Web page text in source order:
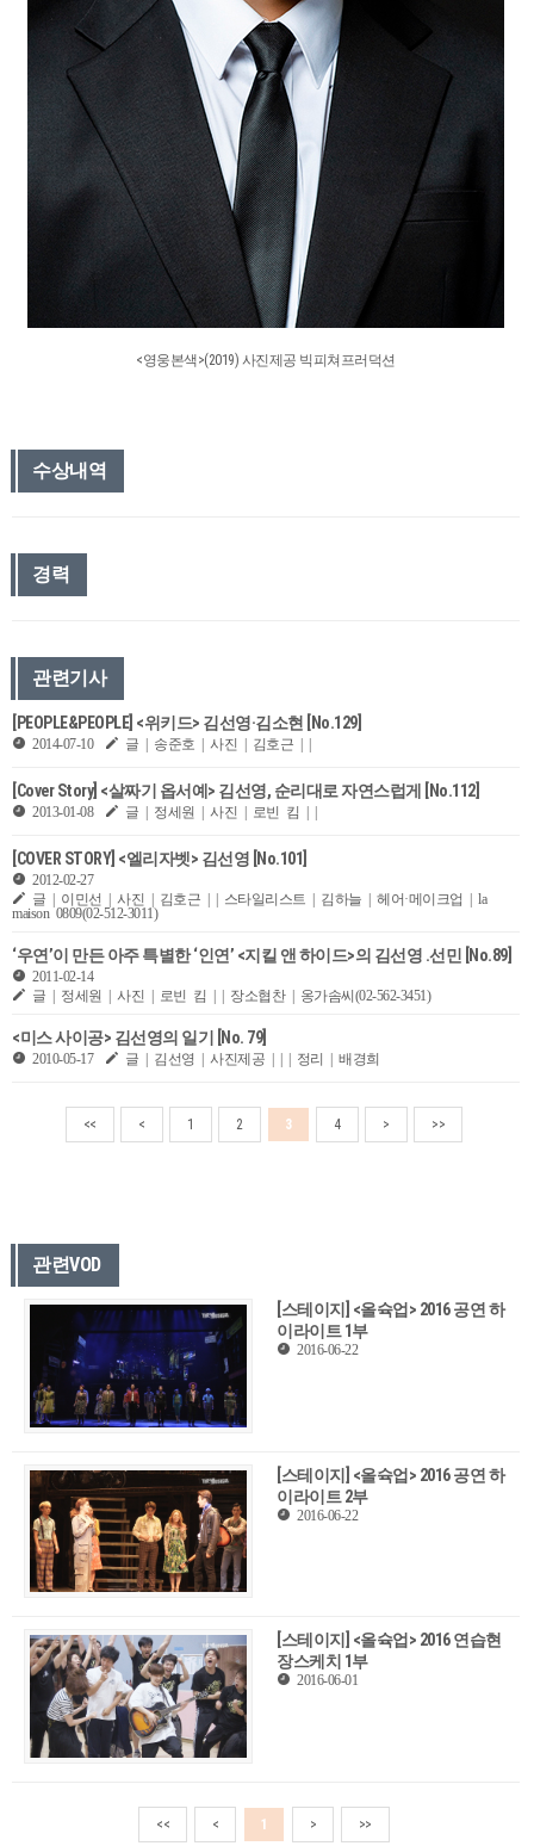
<영웅본색>(2019) 사진제공 빅피쳐프러덕션
수상내역
경력
관련기사
[PEOPLE&PEOPLE] <위키드> 김선영·김소현 [No.129]
2014-07-10 글 | 송준호 | 사진 | 김호근 | |
[Cover Story] <살짜기 옵서예> 김선영, 순리대로 자연스럽게 [No.112]
2013-01-08 글 | 정세원 | 사진 | 로빈 킴 | |
[COVER STORY] <엘리자벳> 김선영 [No.101]
2012-02-27
글 | 이민선 | 사진 | 김호근 | | 스타일리스트 | 김하늘 | 헤어·메이크업 | la
maison 0809(02-512-3011)
‘우연’이 만든 아주 특별한 ‘인연’ <지킬 앤 하이드>의 김선영 .선민 [No.89]
2011-02-14
글 | 정세원 | 사진 | 로빈 킴 | | 장소협찬 | 옹가솜씨(02-562-3451)
<미스 사이공> 김선영의 일기 [No. 79]
2010-05-17 글 | 김선영 | 사진제공 | | | 정리 | 배경희
<< < 1 2 3 4 > >>
관련VOD
[스테이지] <올슉업> 2016 공연 하
이라이트 1부
2016-06-22
[스테이지] <올슉업> 2016 공연 하
이라이트 2부
2016-06-22
[스테이지] <올슉업> 2016 연습현
장스케치 1부
2016-06-01
<< < 1 > >>